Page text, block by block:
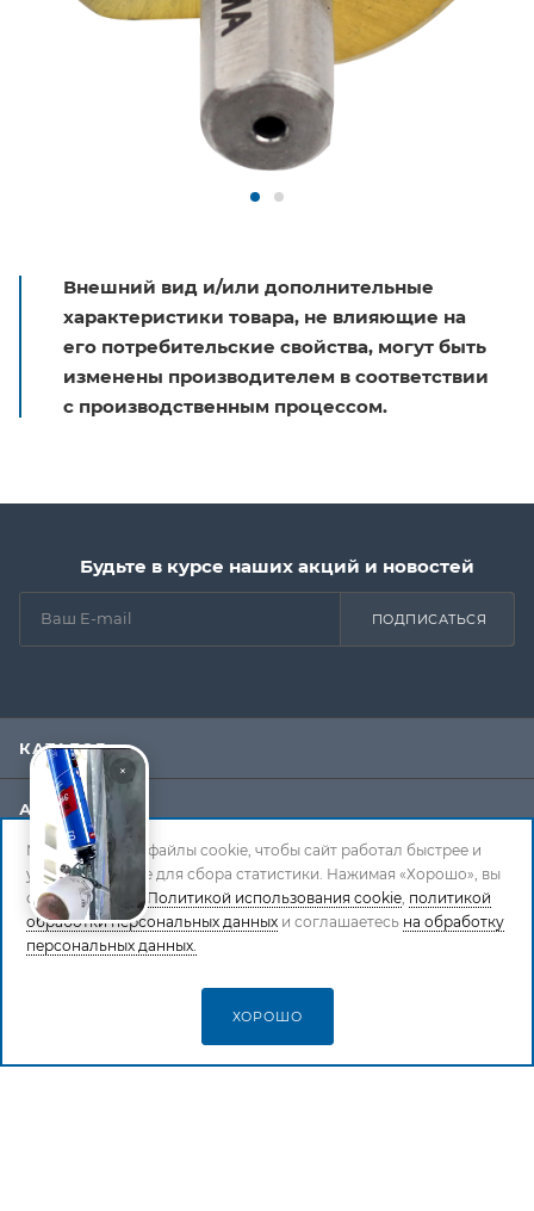
Внешний вид и/или дополнительные
характеристики товара, не влияющие на
его потребительские свойства, могут быть
изменены производителем в соответствии
с производственным процессом.
Будьте в курсе наших акций и новостей
ПОДПИСАТЬСЯ
КАТАЛОГ
АКЦИИ
БРЕНДЫ
КОМПАНИЯ
Мы используем файлы cookie, чтобы сайт работал быстрее и
удобнее, а также для сбора статистики. Нажимая «Хорошо», вы
соглашаетесь сПолитикой использования cookie, политикой
обработки персональных данных и соглашаетесь на обработку
персональных данных.
ХОРОШО